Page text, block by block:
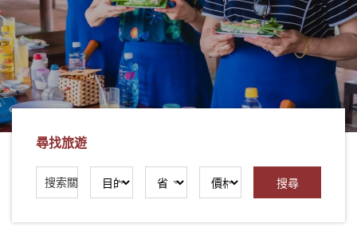
南
地
接
社
-
尋找旅遊